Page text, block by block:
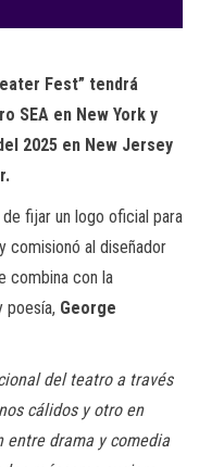
Fest” tendrá
SEA en New York y
2025 en New Jersey
fijar un logo oficial para
comisionó al diseñador
combina con la
poesía, George
del teatro a través
cálidos y otro en
entre drama y comedia